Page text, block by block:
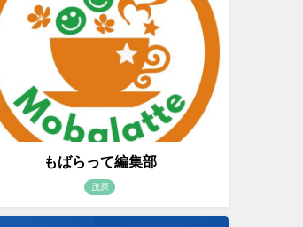
もばらって編集部
茂原